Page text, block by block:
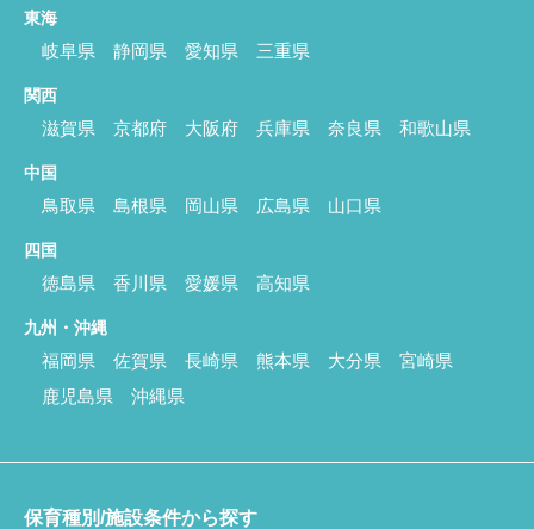
東海
岐阜県 静岡県 愛知県 三重県
関西
滋賀県 京都府 大阪府 兵庫県 奈良県 和歌山県
中国
鳥取県 島根県 岡山県 広島県 山口県
四国
徳島県 香川県 愛媛県 高知県
九州・沖縄
福岡県 佐賀県 長崎県 熊本県 大分県
宮崎県
鹿児島県
沖縄県
保育種別/施設条件から探す